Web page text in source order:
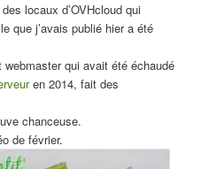
locaux d’OVHcloud qui
que j’avais publié hier a été
qui avait été échaudé
en 2014, fait des
chanceuse.
de février.